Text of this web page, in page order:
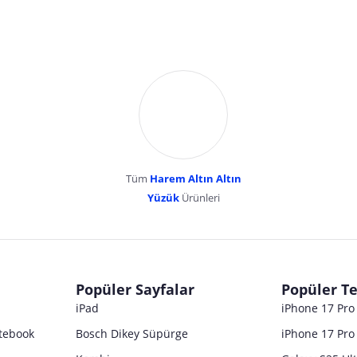
YENİBOSNA MERKEZ MAH LADİN SOK
Tüm Harem Altın Altın
YüzükÜrünleri
Popüler Sayfalar
iPad
Bosch Dikey Süpürge
Popüler
iPhone 17
iPhone 17 Pro